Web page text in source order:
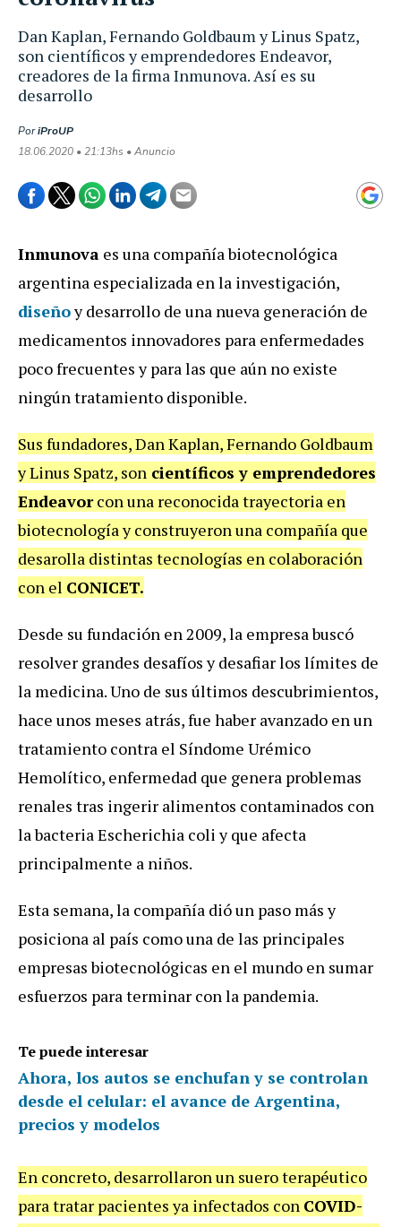
Dan Kaplan, Fernando Goldbaum y Linus Spatz,
son científicos y emprendedores Endeavor,
creadores de la firma Inmunova. Así es su
desarrollo
PoriProUP
18.06.2020 • 21:13hs • Anuncio
Inmunova es una compañía biotecnológica
argentina especializada en la investigación,
diseñoy desarrollo de una nueva generación de
medicamentos innovadores para enfermedades
poco frecuentes y para las que aún no existe
ningún tratamiento disponible.
Sus fundadores, Dan Kaplan, Fernando Goldbaum
y Linus Spatz, son científicos y emprendedores
Endeavorcon una reconocida trayectoria en
biotecnología y construyeron una compañía que
desarolla distintas tecnologías en colaboración
con el CONICET.
Desde su fundación en 2009, la empresa buscó
resolver grandes desafíos y desafiar los límites de
la medicina. Uno de sus últimos descubrimientos,
hace unos meses atrás, fue haber avanzado en un
tratamiento contra el Síndome Urémico
Hemolítico, enfermedad que genera problemas
renales tras ingerir alimentos contaminados con
la bacteria Escherichia coli y que afecta
principalmente a niños.
Esta semana, la compañía dió un paso más y
posiciona al país como una de las principales
empresas biotecnológicas en el mundo en sumar
esfuerzos para terminar con la pandemia.
Te puede interesar
Ahora, los autos se enchufan y se controlan
desde el celular: el avance de Argentina,
precios y modelos
En concreto, desarrollaron un suero terapéutico
para tratar pacientes ya infectados con COVID-